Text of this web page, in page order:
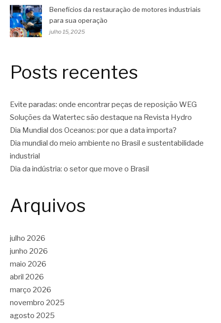
Benefícios da restauração de motores industriais
para sua operação
julho 15, 2025
Posts recentes
Evite paradas: onde encontrar peças de reposição WEG
Soluções da Watertec são destaque na Revista Hydro
Dia Mundial dos Oceanos: por que a data importa?
Dia mundial do meio ambiente no Brasil e sustentabilidade
industrial
Dia da indústria: o setor que move o Brasil
Arquivos
julho 2026
junho 2026
maio 2026
abril 2026
março 2026
novembro 2025
agosto 2025